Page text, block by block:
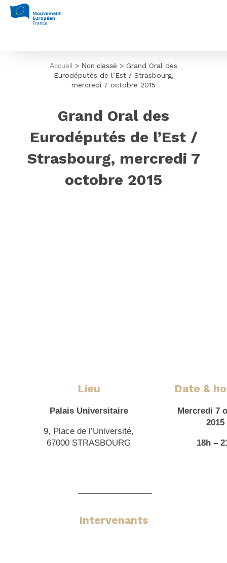
Accueil > Non classé > Grand Oral des
Eurodéputés de l’Est / Strasbourg,
mercredi 7 octobre 2015
Grand Oral des
Eurodéputés de l’Est /
Strasbourg, mercredi 7
octobre 2015
Lieu
Palais Universitaire
9, Place de l’Université,
67000 STRASBOURG
Date &
Mercredi 7
2015
18h –
Intervenants